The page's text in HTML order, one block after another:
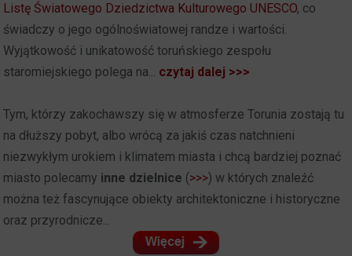
Listę Światowego Dziedzictwa Kulturowego UNESCO, co
świadczy o jego ogólnoświatowej randze i wartości.
Wyjątkowość i unikatowość toruńskiego zespołu
staromiejskiego polega na... czytaj dalej >>>
Tym, którzy zakochawszy się w atmosferze Torunia zostają tu
na dłuższy pobyt, albo wrócą za jakiś czas natchnieni
niezwykłym urokiem i klimatem miasta i chcą bardziej poznać
miasto polecamy inne dzielnice (>>>) w których znaleźć
można też fascynujące obiekty architektoniczne i historyczne
oraz przyrodnicze...